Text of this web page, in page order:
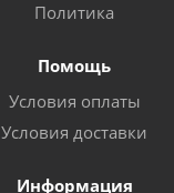
Политика
Помощь
Условия оплаты
Условия доставки
Информация